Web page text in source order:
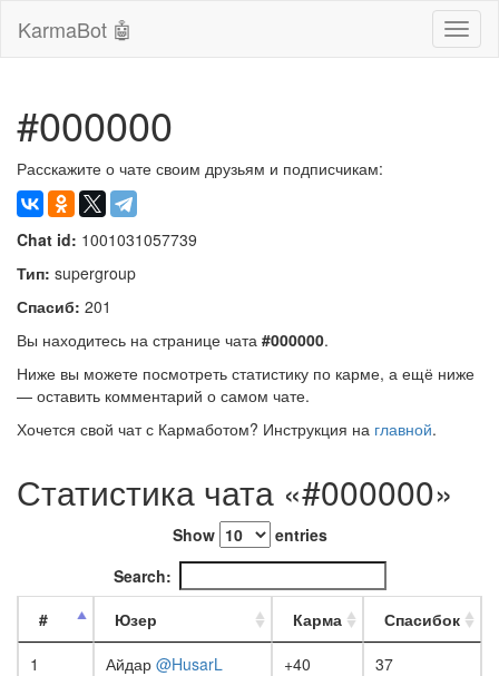
KarmaBot 🤖
#000000
Расскажите о чате своим друзьям и подписчикам:
Chat id: 1001031057739
Тип: supergroup
Спасиб: 201
Вы находитесь на странице чата #000000.
Ниже вы можете посмотреть статистику по карме, а ещё ниже
— оставить комментарий о самом чате.
Хочется свой чат с Кармаботом? Инструкция на главной.
Статистика чата «#000000»
Show
entries
Search:
#
Юзер Карма
Спасибок
1
Айдар @HusarL +40
37